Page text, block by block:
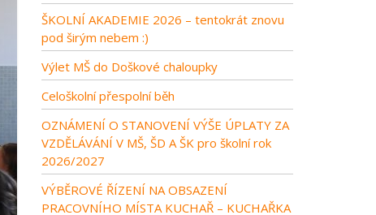
ŠKOLNÍ AKADEMIE 2026 – tentokrát znovu
pod širým nebem :)
Výlet MŠ do Doškové chaloupky
Celoškolní přespolní běh
OZNÁMENÍ O STANOVENÍ VÝŠE ÚPLATY ZA
VZDĚLÁVÁNÍ V MŠ, ŠD A ŠK pro školní rok
2026/2027
VÝBĚROVÉ ŘÍZENÍ NA OBSAZENÍ
PRACOVNÍHO MÍSTA KUCHAŘ – KUCHAŘKA